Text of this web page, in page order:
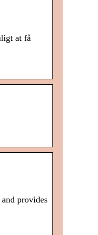
at få
provides